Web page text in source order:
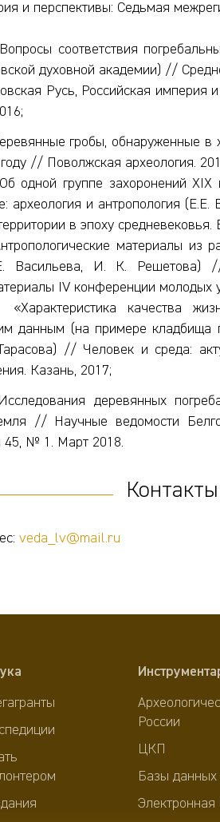
и перспективы: Седьмая
соответствия
духовной академии) //
Русь, Российская
гробы, обнаруженные в
// Поволжская археология.
одной группе захоронений
археология и антропология
в эпоху
материалы из
Васильева, И. К. Решетова)
IV конференции
качества
данным (на примере
// Человек и среда:
Казань, 2017;
деревянных
// Научные ведомости
45, № 1. Март 2018.
veda_lv@mail.ru
России
ЦКП
Базы данных
Электронная